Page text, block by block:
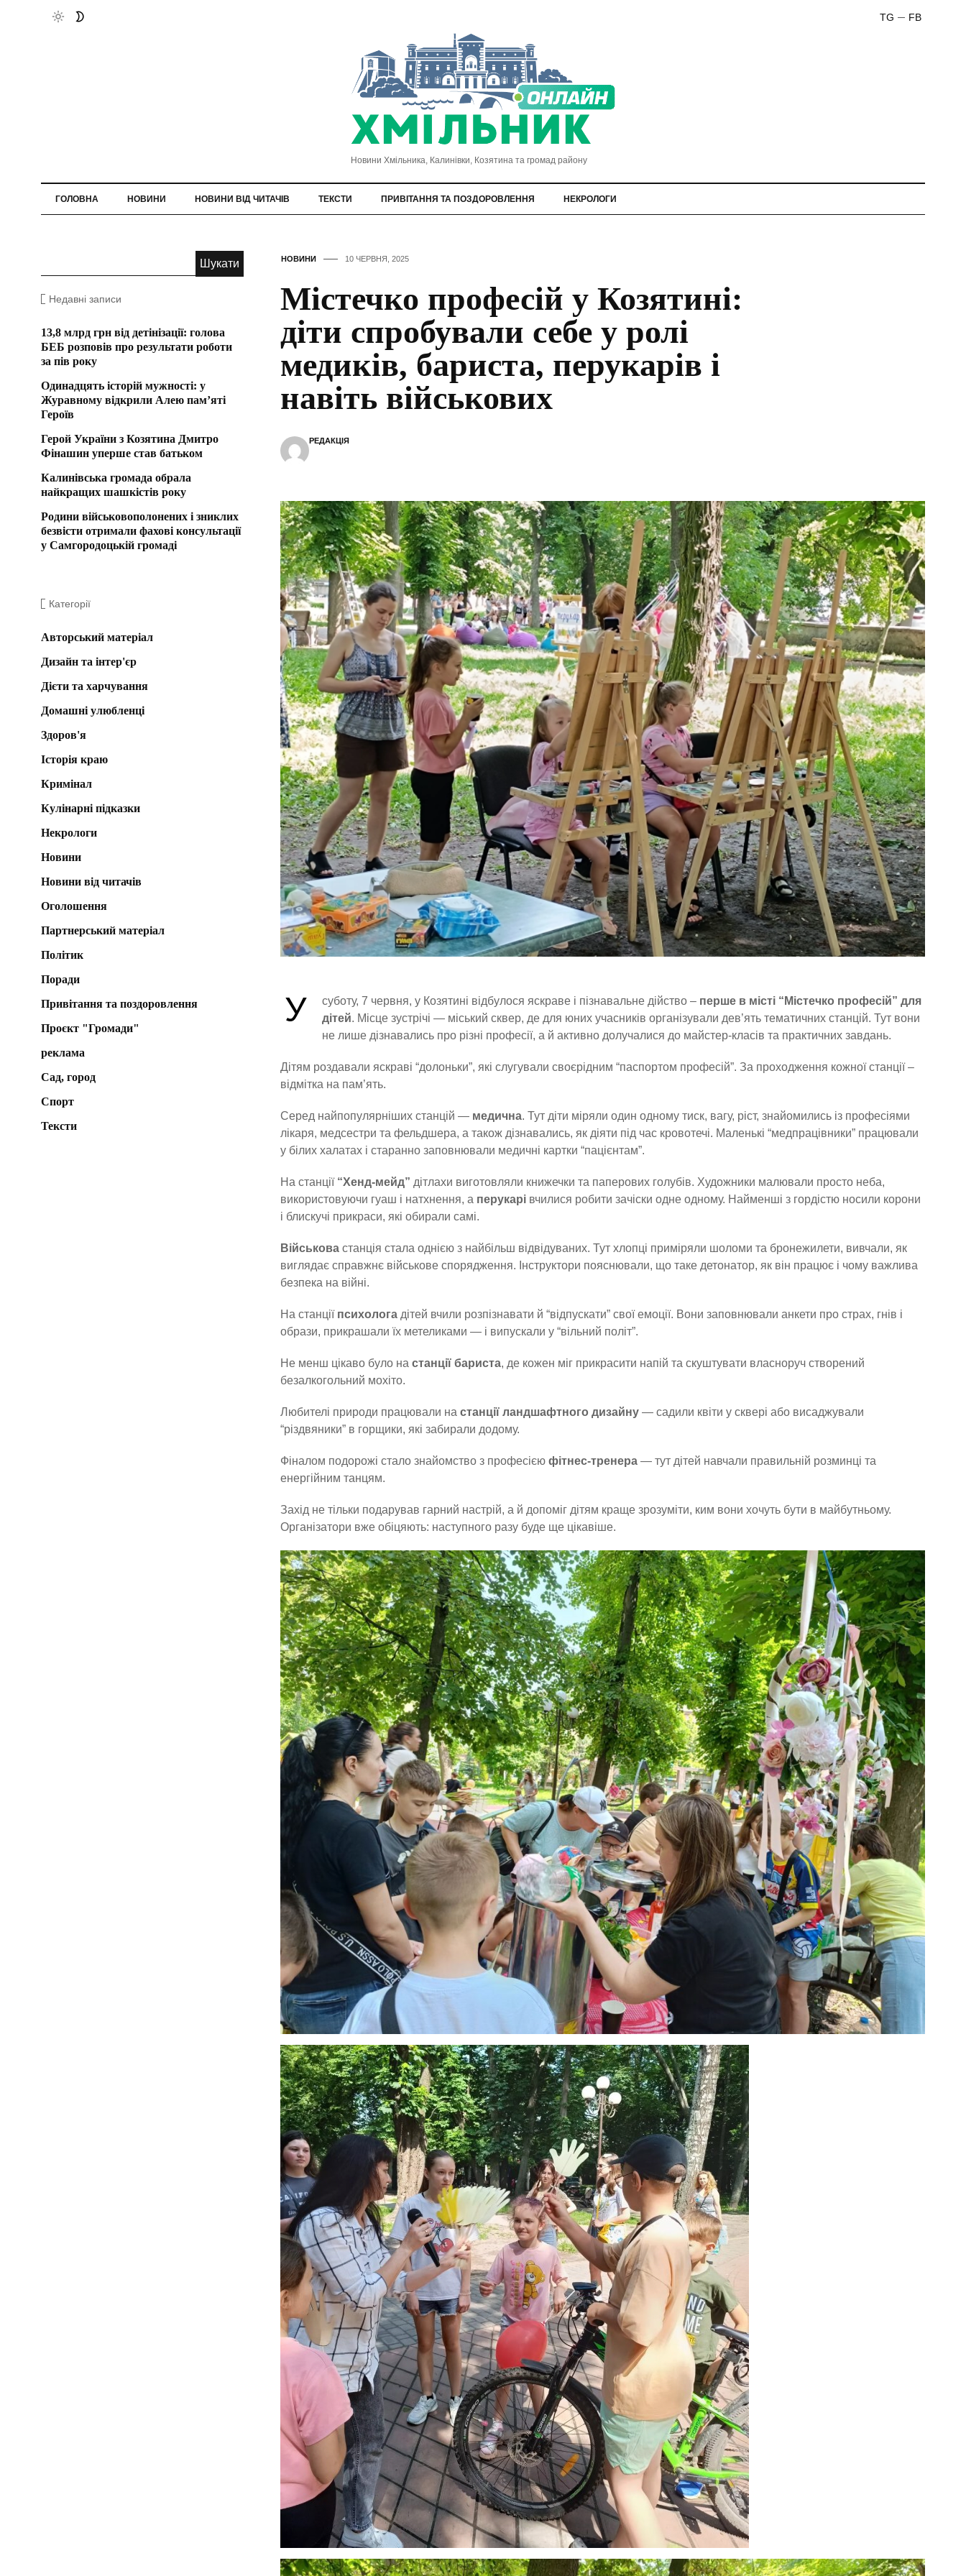
FB
TG
Новини Хмільника, Калинівки, Козятина та громад району
ГОЛОВНА НОВИНИ НОВИНИ ВІД ЧИТАЧІВ ТЕКСТИ ПРИВІТАННЯ ТА ПОЗДОРОВЛЕННЯ НЕКРОЛОГИ
НОВИНИ 10 ЧЕРВНЯ, 2025
Містечко професій у Козятині:
діти спробували себе у ролі
медиків, бариста, перукарів і
навіть військових
РЕДАКЦІЯ
У суботу, 7 червня, у Козятині відбулося яскраве і пізнавальне дійство – перше в місті “Містечко професій” для
дітей. Місце зустрічі — міський сквер, де для юних учасників організували дев’ять тематичних станцій. Тут вони
не лише дізнавались про різні професії, а й активно долучалися до майстер-класів та практичних завдань.
Дітям роздавали яскраві “долоньки”, які слугували своєрідним “паспортом професій”. За проходження кожної станції –
відмітка на пам’ять.
Серед найпопулярніших станцій — медична. Тут діти міряли один одному тиск, вагу, ріст, знайомились із професіями
лікаря, медсестри та фельдшера, а також дізнавались, як діяти під час кровотечі. Маленькі “медпрацівники” працювали
у білих халатах і старанно заповнювали медичні картки “пацієнтам”.
На станції “Хенд-мейд” дітлахи виготовляли книжечки та паперових голубів. Художники малювали просто неба,
використовуючи гуаш і натхнення, а перукарівчилися робити зачіски одне одному. Найменші з гордістю носили корони
і блискучі прикраси, які обирали самі.
Військовастанція стала однією з найбільш відвідуваних. Тут хлопці приміряли шоломи та бронежилети, вивчали, як
виглядає справжнє військове спорядження. Інструктори пояснювали, що таке детонатор, як він працює і чому важлива
безпека на війні.
На станції психологадітей вчили розпізнавати й “відпускати” свої емоції. Вони заповнювали анкети про страх, гнів і
образи, прикрашали їх метеликами — і випускали у “вільний політ”.
Не менш цікаво було на станції бариста, де кожен міг прикрасити напій та скуштувати власноруч створений
безалкогольний мохіто.
Любителі природи працювали на станції ландшафтного дизайну— садили квіти у сквері або висаджували
“різдвяники” в горщики, які забирали додому.
Фіналом подорожі стало знайомство з професією фітнес-тренера— тут дітей навчали правильній розминці та
енергійним танцям.
Захід не тільки подарував гарний настрій, а й допоміг дітям краще зрозуміти, ким вони хочуть бути в майбутньому.
Організатори вже обіцяють: наступного разу буде ще цікавіше.
Недавні записи
13,8 млрд грн від детінізації: голова
БЕБ розповів про результати роботи
за пів року
Одинадцять історій мужності: у
Журавному відкрили Алею пам’яті
Героїв
Герой України з Козятина Дмитро
Фінашин уперше став батьком
Калинівська громада обрала
найкращих шашкістів року
Родини військовополонених і зниклих
безвісти отримали фахові консультації
у Самгородоцькій громаді
Категорії
Авторський матеріал
Дизайн та інтер'єр
Дієти та харчування
Домашні улюбленці
Здоров'я
Історія краю
Кримінал
Кулінарні підказки
Некрологи
Новини
Новини від читачів
Оголошення
Партнерський матеріал
Політик
Поради
Привітання та поздоровлення
Проєкт "Громади"
реклама
Сад, город
Спорт
Тексти